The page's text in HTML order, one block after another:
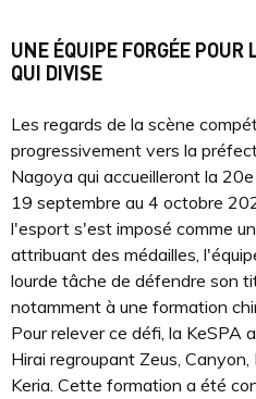
UNE ÉQUIPE FORGÉE
QUI DIVISE
Les regards de la scène
progressivement vers la
Nagoya qui accueilleront la
19 septembre au 4 octobre
l'esport s'est imposé comme
attribuant des médailles,
lourde tâche de défendre son
notamment à une formation
Pour relever ce défi, la KeSPA
Hirai regroupant Zeus,
Keria. Cette formation a été